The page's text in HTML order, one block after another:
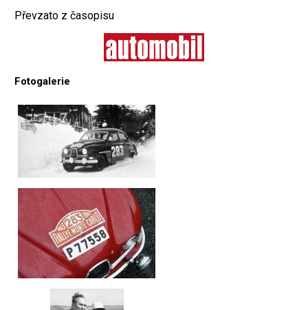
Převzato z časopisu
Fotogalerie